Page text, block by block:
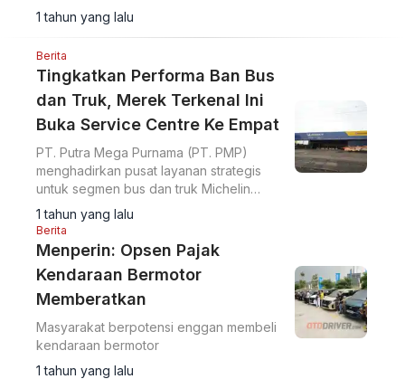
1 tahun yang lalu
Berita
Tingkatkan Performa Ban Bus
dan Truk, Merek Terkenal Ini
Buka Service Centre Ke Empat
PT. Putra Mega Purnama (PT. PMP)
menghadirkan pusat layanan strategis
untuk segmen bus dan truk Michelin
Service Center terbaru yang berlokasi di
Gunung Putri, Bogor, Jawa Barat.
1 tahun yang lalu
Berita
Menperin: Opsen Pajak
Kendaraan Bermotor
Memberatkan
Masyarakat berpotensi enggan membeli
kendaraan bermotor
1 tahun yang lalu